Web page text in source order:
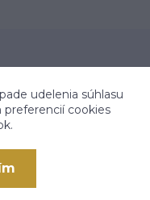
zákazníkov
udelenia súhlasu
preferencií cookies